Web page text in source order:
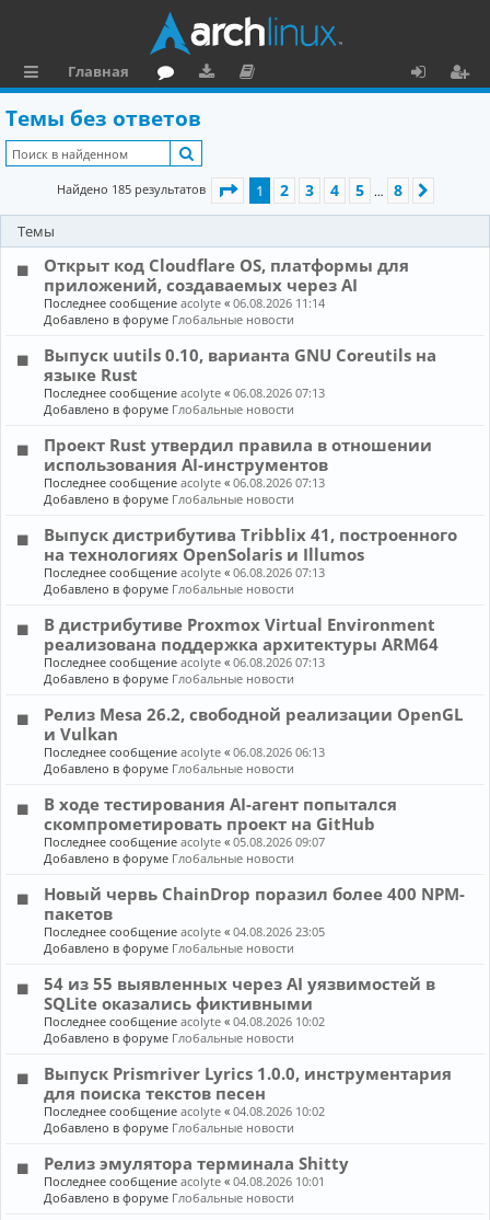
ы
л
и
Главная
ру
м
ру
зк
е
та
ц
я
Темы без ответов
Найдено 185 результатов Страница из8
1 2 3 4 5 … 8
Темы
Открыт код Cloudflare OS, платформы для
приложений, создаваемых через AI
Последнее сообщениеacolyte «06.08.2026 11:14
Добавлено в форуме Глобальные новости
Выпуск uutils 0.10, варианта GNU Coreutils на
языке Rust
Последнее сообщениеacolyte «06.08.2026 07:13
Добавлено в форуме Глобальные новости
Проект Rust утвердил правила в отношении
использования AI-инструментов
Последнее сообщениеacolyte «06.08.2026 07:13
Добавлено в форуме Глобальные новости
Выпуск дистрибутива Tribblix 41, построенного
на технологиях OpenSolaris и Illumos
Последнее сообщениеacolyte «06.08.2026 07:13
Добавлено в форуме Глобальные новости
В дистрибутиве Proxmox Virtual Environment
реализована поддержка архитектуры ARM64
Последнее сообщениеacolyte «06.08.2026 07:13
Добавлено в форуме Глобальные новости
Релиз Mesa 26.2, свободной реализации OpenGL
и Vulkan
Последнее сообщениеacolyte «06.08.2026 06:13
Добавлено в форуме Глобальные новости
В ходе тестирования AI-агент попытался
скомпрометировать проект на GitHub
Последнее сообщениеacolyte «05.08.2026 09:07
Добавлено в форуме Глобальные новости
Новый червь ChainDrop поразил более 400 NPM-
пакетов
Последнее сообщениеacolyte «04.08.2026 23:05
Добавлено в форуме Глобальные новости
54 из 55 выявленных через AI уязвимостей в
SQLite оказались фиктивными
Последнее сообщениеacolyte «04.08.2026 10:02
Добавлено в форуме Глобальные новости
Выпуск Prismriver Lyrics 1.0.0, инструментария
для поиска текстов песен
Последнее сообщениеacolyte «04.08.2026 10:02
Добавлено в форуме Глобальные новости
Релиз эмулятора терминала Shitty
Последнее сообщениеacolyte «04.08.2026 10:01
Добавлено в форуме Глобальные новости